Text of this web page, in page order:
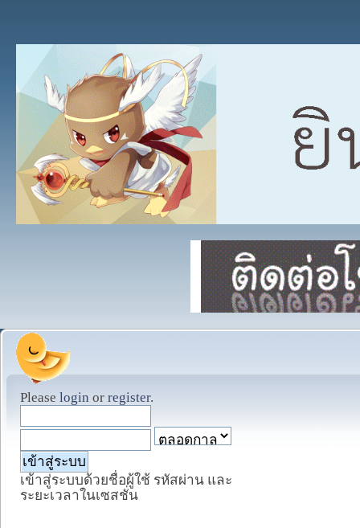
Please login or register.
เข้าสู่ระบบด้วยชื่อผู้ใช้ รหัสผ่าน และ
ระยะเวลาในเซสชั่น